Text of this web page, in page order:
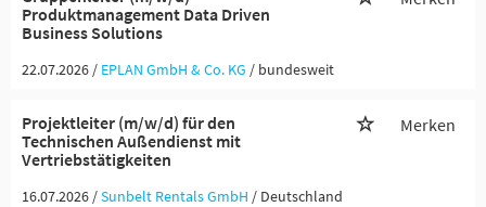
Produktmanagement Data Driven
Business Solutions
22.07.2026 / EPLAN GmbH & Co. KG / bundesweit
Projektleiter (m/w/d) für den
Technischen Außendienst mit
Vertriebstätigkeiten
Merken
16.07.2026 /Sunbelt Rentals GmbH / Deutschland